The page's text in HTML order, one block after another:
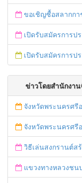
ขอเชิญซื้อสลากกาชาดการ
เปิดรับสมัครการประ
เปิดรับสมัครการประกวด
ข่าวโดยสำนักงา
จังหวัดพระนครศรีอยุธยา บูรณาการหน่วยงานที่เกี่ยวข้อง ลงพื้นที่จัดระเบียบและดำเนินมา
จังหวัดพระนครศรีอยุธยา ปล่อยแถวตำรวจ ทหาร ฝ่ายปกครอง กว่า
วิธีเล่นสงกรานต์ส
แขวงทางหลวงชนบทพระนครศรีอยุธยา "ร่